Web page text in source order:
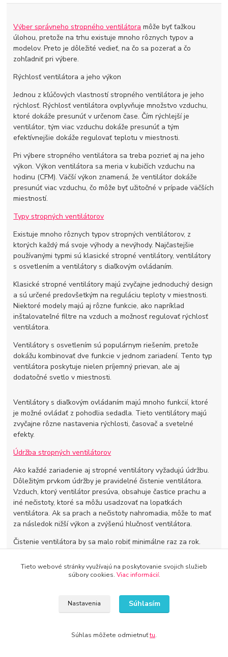
Výber správneho stropného ventilátora môže byť ťažkou
úlohou, pretože na trhu existuje mnoho rôznych typov a
modelov. Preto je dôležité vedieť, na čo sa pozerať a čo
zohľadniť pri výbere.
Rýchlosť ventilátora a jeho výkon
Jednou z kľúčových vlastností stropného ventilátora je jeho
rýchlosť. Rýchlosť ventilátora ovplyvňuje množstvo vzduchu,
ktoré dokáže presunúť v určenom čase. Čím rýchlejší je
ventilátor, tým viac vzduchu dokáže presunúť a tým
efektívnejšie dokáže regulovať teplotu v miestnosti.
Pri výbere stropného ventilátora sa treba pozrieť aj na jeho
výkon. Výkon ventilátora sa meria v kubičích vzduchu na
hodinu (CFM). Väčší výkon znamená, že ventilátor dokáže
presunúť viac vzduchu, čo môže byť užitočné v prípade väčších
miestností.
Typy stropných ventilátorov
Existuje mnoho rôznych typov stropných ventilátorov, z
ktorých každý má svoje výhody a nevýhody. Najčastejšie
používanými typmi sú klasické stropné ventilátory, ventilátory
s osvetlením a ventilátory s diaľkovým ovládaním.
Klasické stropné ventilátory majú zvyčajne jednoduchý design
a sú určené predovšetkým na reguláciu teploty v miestnosti.
Niektoré modely majú aj rôzne funkcie, ako napríklad
inštalovateľné filtre na vzduch a možnosť regulovať rýchlosť
ventilátora.
Ventilátory s osvetlením sú populárnym riešením, pretože
dokážu kombinovať dve funkcie v jednom zariadení. Tento typ
ventilátora poskytuje nielen príjemný prievan, ale aj
dodatočné svetlo v miestnosti.
Ventilátory s diaľkovým ovládaním majú mnoho funkcií, ktoré
je možné ovládať z pohodlia sedadla. Tieto ventilátory majú
zvyčajne rôzne nastavenia rýchlosti, časovač a svetelné
efekty.
Údržba stropných ventilátorov
Ako každé zariadenie aj stropné ventilátory vyžadujú údržbu.
Dôležitým prvkom údržby je pravidelné čistenie ventilátora.
Vzduch, ktorý ventilátor presúva, obsahuje častice prachu a
iné nečistoty, ktoré sa môžu usadzovať na lopatkách
ventilátora. Ak sa prach a nečistoty nahromadia, môže to mať
za následok nižší výkon a zvýšenú hlučnosť ventilátora.
Čistenie ventilátora by sa malo robiť minimálne raz za rok.
Pred čistením treba vypnúť napájanie a odstrániť kryt
ventilátora. Potom môžete použiť suchú handričku alebo
štetec na odstránenie prachu z lopatiek ventilátora. Ak je
kefy a vody s mierne mydlovou zmesou. Dôležité je
nezamokriť ventilátor a nechať ho úplne vyschnúť pred
Okrem čistenia je tiež dôležité pravidelne meniť filtre na
Tieto webové stránky využívajú na poskytovanie svojich služieb
súbory cookies. Viac informácií.
Nastavenia Súhlasím
Súhlas môžete odmietnuťtu.